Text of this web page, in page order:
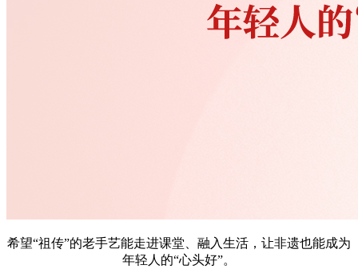
希望“祖传”的老手艺能走进课堂、融入生活，让非遗也能成为
年轻人的“心头好”。